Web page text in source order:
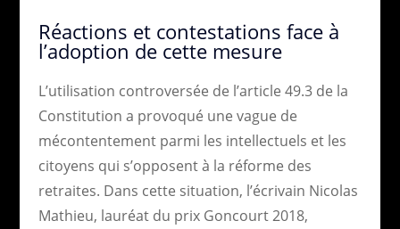
Réactions et contestations face à
l’adoption de cette mesure
L’utilisation controversée de l’article 49.3 de la
Constitution a provoqué une vague de
mécontentement parmi les intellectuels et les
citoyens qui s’opposent à la réforme des
retraites. Dans cette situation, l’écrivain Nicolas
Mathieu, lauréat du prix Goncourt 2018,